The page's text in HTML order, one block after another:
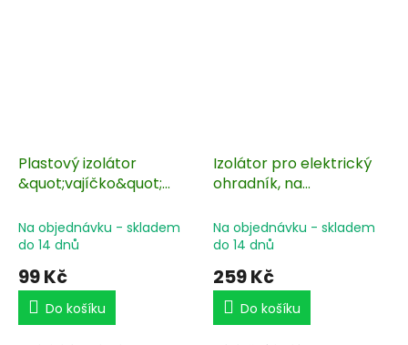
Plastový izolátor
&quot;vajíčko&quot;
s okem - 2 ks
Na objednávku - skladem
do 14 dnů
99 Kč
Do košíku
Izolátor pro elektrický
ohradník, na
vnitřní kleština, pro
lanka a pásky - 25 ks
Na objednávku - skladem
do 14 dnů
259 Kč
Do košíku